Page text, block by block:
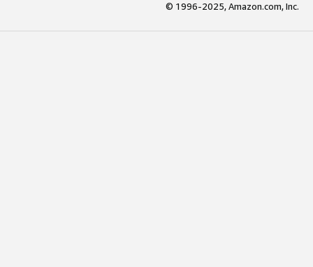
© 1996-2025, Amazon.com, Inc.